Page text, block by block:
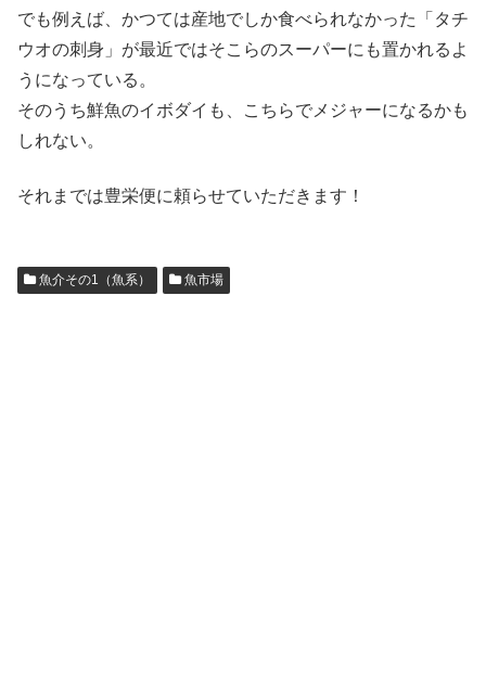
でも例えば、かつては産地でしか食べられなかった「タチ
ウオの刺身」が最近ではそこらのスーパーにも置かれるよ
うになっている。
そのうち鮮魚のイボダイも、こちらでメジャーになるかも
しれない。
それまでは豊栄便に頼らせていただきます！
魚介その1（魚系） 魚市場